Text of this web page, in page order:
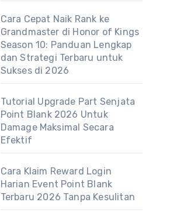
Cara Cepat Naik Rank ke
Grandmaster di Honor of Kings
Season 10: Panduan Lengkap
dan Strategi Terbaru untuk
Sukses di 2026
Tutorial Upgrade Part Senjata
Point Blank 2026 Untuk
Damage Maksimal Secara
Efektif
Cara Klaim Reward Login
Harian Event Point Blank
Terbaru 2026 Tanpa Kesulitan